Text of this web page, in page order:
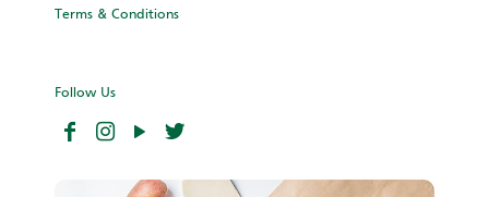
Terms & Conditions
Follow Us